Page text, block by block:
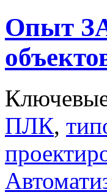
Опыт
ПЛК,